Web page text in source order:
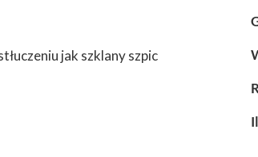
jak szklany szpic